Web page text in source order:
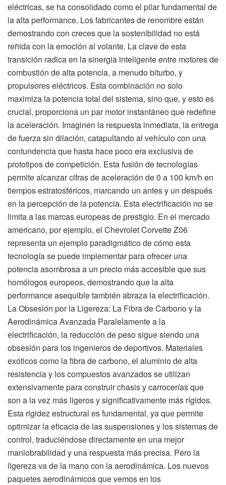
eléctricas, se ha consolidado como el pilar fundamental de
la alta performance. Los fabricantes de renombre están
demostrando con creces que la sostenibilidad no está
reñida con la emoción al volante. La clave de esta
transición radica en la sinergia inteligente entre motores de
combustión de alta potencia, a menudo biturbo, y
propulsores eléctricos. Esta combinación no solo
maximiza la potencia total del sistema, sino que, y esto es
crucial, proporciona un par motor instantáneo que redefine
la aceleración. Imaginen la respuesta inmediata, la entrega
de fuerza sin dilación, catapultando al vehículo con una
contundencia que hasta hace poco era exclusiva de
prototipos de competición. Esta fusión de tecnologías
permite alcanzar cifras de aceleración de 0 a 100 km/h en
tiempos estratosféricos, marcando un antes y un después
en la percepción de la potencia. Esta electrificación no se
limita a las marcas europeas de prestigio. En el mercado
americano, por ejemplo, el Chevrolet Corvette Z06
representa un ejemplo paradigmático de cómo esta
tecnología se puede implementar para ofrecer una
potencia asombrosa a un precio más accesible que sus
homólogos europeos, demostrando que la alta
performance asequible también abraza la electrificación.
La Obsesión por la Ligereza: La Fibra de Carbono y la
Aerodinámica Avanzada Paralelamente a la
electrificación, la reducción de peso sigue siendo una
obsesión para los ingenieros de deportivos. Materiales
exóticos como la fibra de carbono, el aluminio de alta
resistencia y los compuestos avanzados se utilizan
extensivamente para construir chasis y carrocerías que
son a la vez más ligeros y significativamente más rígidos.
Esta rigidez estructural es fundamental, ya que permite
optimizar la eficacia de las suspensiones y los sistemas de
control, traduciéndose directamente en una mejor
maniobrabilidad y una respuesta más precisa. Pero la
ligereza va de la mano con la aerodinámica. Los nuevos
paquetes aerodinámicos que vemos en los